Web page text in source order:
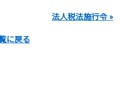
法人税法施行令 »
に戻る